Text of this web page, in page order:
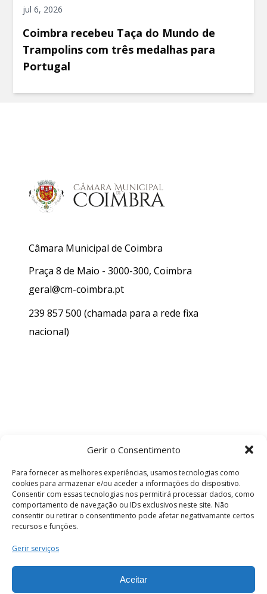
Gerir o Consentimento
Para fornecer as melhores experiências, usamos tecnologias como
cookies para armazenar e/ou aceder a informações do dispositivo.
Consentir com essas tecnologias nos permitirá processar dados, como
comportamento de navegação ou IDs exclusivos neste site. Não
consentir ou retirar o consentimento pode afetar negativamante certos
recursos e funções.
Gerir serviços
Aceitar
jul 6, 2026
Coimbra recebeu Taça do Mundo de
Trampolins com três medalhas para
Portugal
Câmara Municipal de Coimbra
Praça 8 de Maio - 3000-300, Coimbra
geral@cm-coimbra.pt
239 857 500 (chamada para a rede fixa
nacional)
Termos e Condições